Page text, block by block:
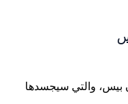
والتي سيجسدها